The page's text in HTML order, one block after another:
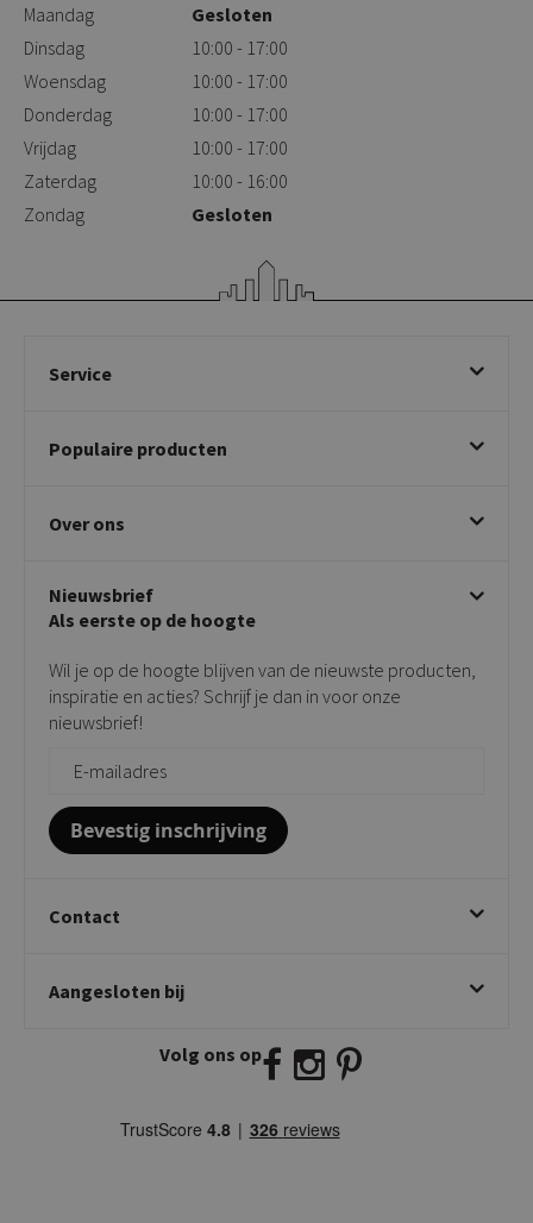
Maandag
Gesloten
Dinsdag
10:00 - 17:00
Woensdag
10:00 - 17:00
Donderdag
10:00 - 17:00
Vrijdag
10:00 - 17:00
Zaterdag
10:00 - 16:00
Zondag
Gesloten
Service
Betalen & annuleren
Klachtafhandeling
Privacy policy
Populaire producten
Draaibare eetkamerstoelen
Taupe stoelen
Tuinstoelen
Bijzettafels
Over ons
Showroom
Contact
Onderhoudsproducten
Vloerbescherming
Giftcards
Nieuwsbrief
Als eerste op de hoogte
Wil je op de hoogte blijven van de nieuwste producten,
inspiratie en acties? Schrijf je dan in voor onze
nieuwsbrief!
Bevestig inschrijving
Contact
Twijnstraweg 2
info@kickcollection.nl
Aangesloten bij
Volg ons op